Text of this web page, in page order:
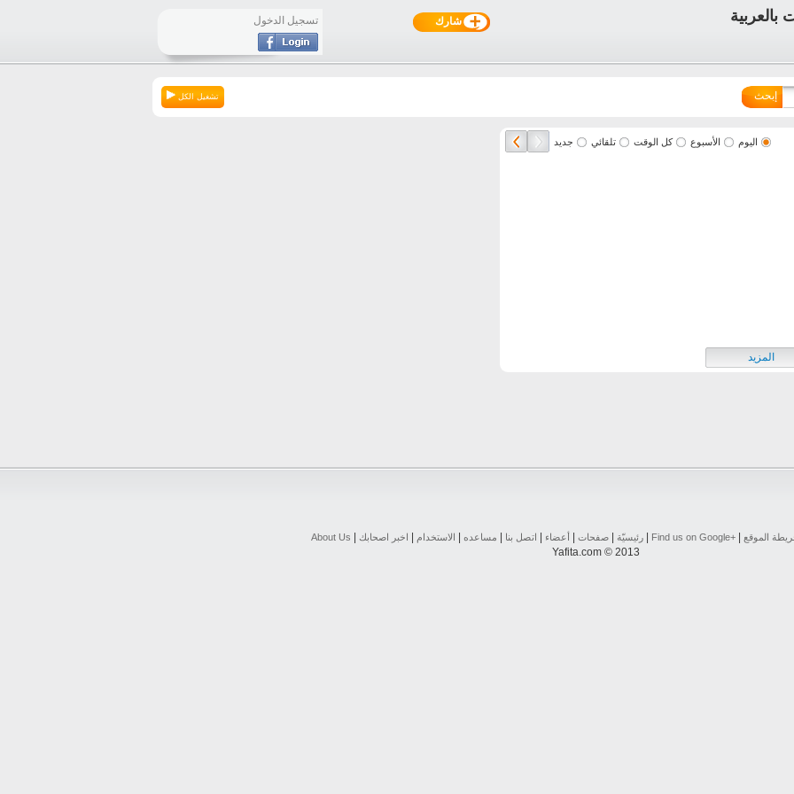
شارك تسجيل الدخول
تشغيل الكل إبحث
اليوم الأسبوع كل الوقت تلقائي جديد
المزيد
الموقع Find us on ‪Google+‬‏ رئيسيّة صفحات أعضاء اتصل بنا مساعده الاستخدام اخبر اصحابك About Us
Yafita.com © 2013